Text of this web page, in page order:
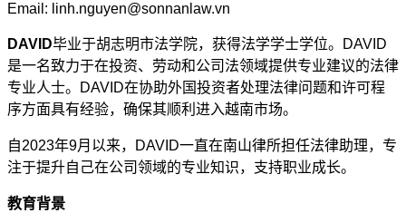
Email: linh.nguyen@sonnanlaw.vn
DAVID毕业于胡志明市法学院，获得法学学士学位。DAVID
是一名致力于在投资、劳动和公司法领域提供专业建议的法律
专业人士。DAVID在协助外国投资者处理法律问题和许可程
序方面具有经验，确保其顺利进入越南市场。
自2023年9月以来，DAVID一直在南山律所担任法律助理，专
注于提升自己在公司领域的专业知识，支持职业成长。
教育背景